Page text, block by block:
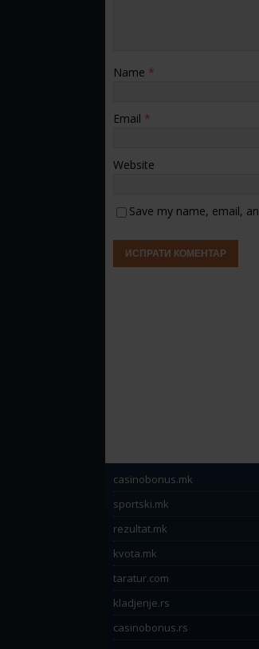
Name *
Email *
Website
Save my name, email,
casinobonus.mk
sportski.mk
rezultat.mk
kvota.mk
taratur.com
kladjenje.rs
casinobonus.rs